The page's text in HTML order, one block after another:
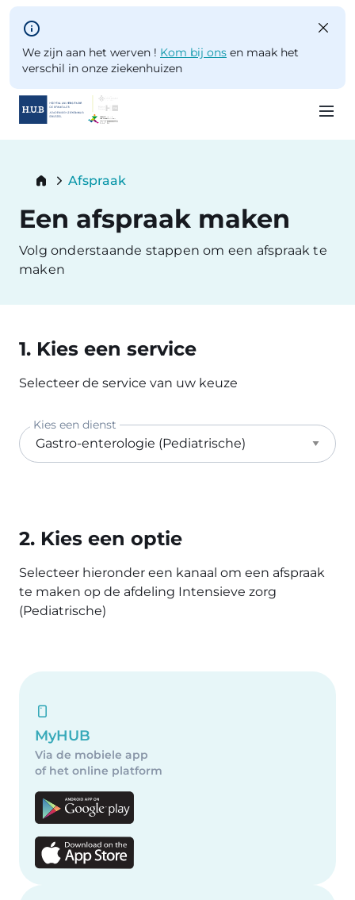
Skip to main content
We zijn aan het werven ! Kom bij ons en maak het
verschil in onze ziekenhuizen
content
Breadcrumb
Current:
Afspraak
Een afspraak maken
Volg onderstaande stappen om een afspraak te
maken
1. Kies een service
Selecteer de service van uw keuze
Kies een dienst
2. Kies een optie
Selecteer hieronder een kanaal om een afspraak
te maken op de afdeling Intensieve zorg
(Pediatrische)
MyHUB
Via de mobiele app
of het online platform